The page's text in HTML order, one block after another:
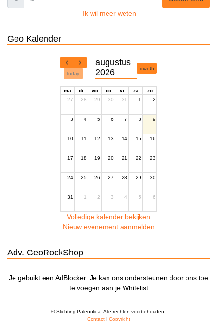
Ik wil meer weten
Geo Kalender
today
augustus
2026
month
ma di wo do vr za
zo
27
28 29 30 31 1 2
3 4 5 6 7 8 9
10 11 12 13 14 15 16
17 18 19 20 21 22 23
24 25 26 27 28 29 30
31 1 2 3 4 5 6
Volledige kalender bekijken
Nieuw evenement aanmelden
Adv. GeoRockShop
Je gebuikt een AdBlocker. Je kan ons ondersteunen door ons toe
te voegen aan je Whitelist
© Stichting Paleontica. Alle rechten voorbehouden.
Contact| Copyright